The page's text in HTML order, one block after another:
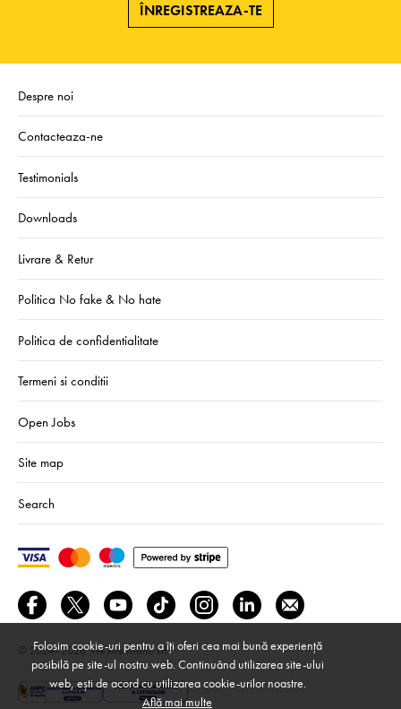
ÎNREGISTREAZA-TE
Despre noi
Contacteaza-ne
Testimonials
Downloads
Livrare & Retur
Politica No fake & No hate
Politica de confidentialitate
Termeni si conditii
Open Jobs
Site map
Search
© 2024–2026 We Are Mono srl
Folosim cookie-uri pentru a îți oferi cea mai bună experiență
posibilă pe site-ul nostru web. Continuând utilizarea site-ului
web, ești de acord cu utilizarea cookie-urilor noastre.
Află mai multe